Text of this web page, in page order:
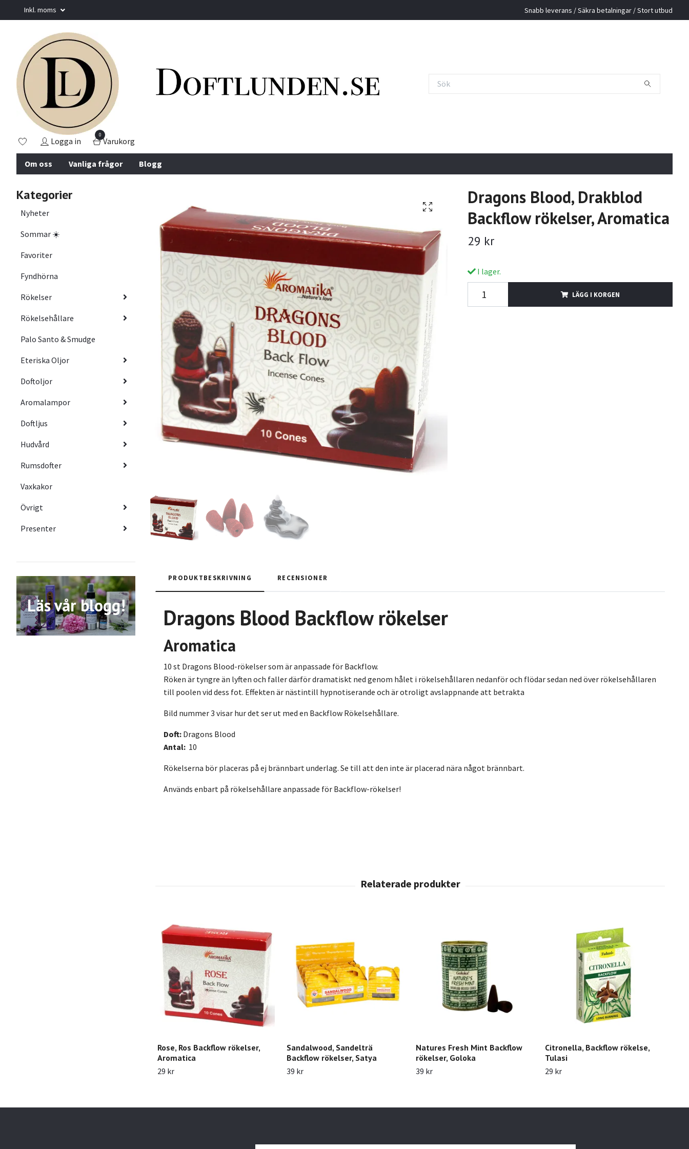
Inkl. moms Snabb leverans / Säkra betalningar / Stort utbud
Logga in
0
Varukorg
Om oss Vanliga frågor Blogg
Kategorier
Nyheter
Sommar ☀️
Favoriter
Fyndhörna
Rökelser
Rökelsehållare
Palo Santo & Smudge
Eteriska Oljor
Doftoljor
Aromalampor
Doftljus
Hudvård
Rumsdofter
Vaxkakor
Övrigt
Presenter
Läs vår blogg!
Dragons Blood, Drakblod
Backflow rökelser, Aromatica
29 kr
I lager.
LÄGG I KORGEN
PRODUKTBESKRIVNING RECENSIONER
Dragons Blood Backflow rökelser
Aromatica
10 st Dragons Blood-rökelser som är anpassade för Backflow.
Röken är tyngre än lyften och faller därför dramatiskt ned genom hålet i rökelsehållaren nedanför och flödar sedan ned över rökelsehållaren
till poolen vid dess fot. Effekten är nästintill hypnotiserande och är otroligt avslappnande att betrakta
Bild nummer 3 visar hur det ser ut med en Backflow Rökelsehållare.
Doft: Dragons Blood
Antal: 10
Rökelserna bör placeras på ej brännbart underlag. Se till att den inte är placerad nära något brännbart.
Används enbart på rökelsehållare anpassade för Backflow-rökelser!
Rose, Ros Backflow rökelser,
Aromatica
29 kr
Sandalwood, Sandelträ
Backflow rökelser, Satya
39 kr
Natures Fresh Mint Backflow
rökelser, Goloka
39 kr
Citronella, Backflow rökelse,
Tulasi
29 kr